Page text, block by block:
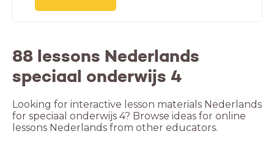
88 lessons Nederlands
speciaal onderwijs 4
Looking for interactive lesson materials Nederlands
for speciaal onderwijs 4? Browse ideas for online
lessons Nederlands from other educators.